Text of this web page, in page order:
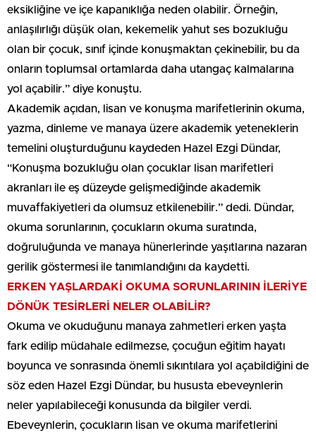
eksikliğine ve içe kapanıklığa neden olabilir. Örneğin,
anlaşılırlığı düşük olan, kekemelik yahut ses bozukluğu
olan bir çocuk, sınıf içinde konuşmaktan çekinebilir, bu da
onların toplumsal ortamlarda daha utangaç kalmalarına
yol açabilir.” diye konuştu.
Akademik açıdan, lisan ve konuşma marifetlerinin okuma,
yazma, dinleme ve manaya üzere akademik yeteneklerin
temelini oluşturduğunu kaydeden Hazel Ezgi Dündar,
“Konuşma bozukluğu olan çocuklar lisan marifetleri
akranları ile eş düzeyde gelişmediğinde akademik
muvaffakiyetleri da olumsuz etkilenebilir.” dedi. Dündar,
okuma sorunlarının, çocukların okuma suratında,
doğruluğunda ve manaya hünerlerinde yaşıtlarına nazaran
gerilik göstermesi ile tanımlandığını da kaydetti.
ERKEN YAŞLARDAKİ OKUMA SORUNLARININ İLERİYE
DÖNÜK TESİRLERİ NELER OLABİLİR?
Okuma ve okuduğunu manaya zahmetleri erken yaşta
fark edilip müdahale edilmezse, çocuğun eğitim hayatı
boyunca ve sonrasında önemli sıkıntılara yol açabildiğini de
söz eden Hazel Ezgi Dündar, bu hususta ebeveynlerin
neler yapılabileceği konusunda da bilgiler verdi.
Ebeveynlerin, çocukların lisan ve okuma marifetlerini